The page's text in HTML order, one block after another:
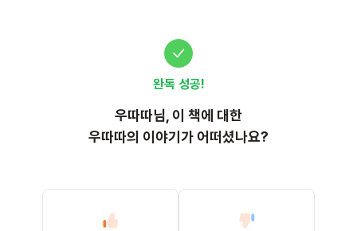
완독 성공!
우따따님, 이 책에 대한
우따따의 이야기가 어떠셨나요?